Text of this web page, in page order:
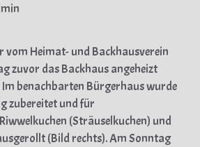
Heimat- und Backhausverein
zuvor das Backhaus angeheizt
benachbarten Bürgerhaus wurde
zubereitet und für
(Sträuselkuchen) und
(Bild rechts). Am Sonntag